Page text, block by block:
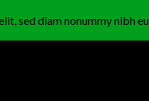
sed diam nonummy nibh